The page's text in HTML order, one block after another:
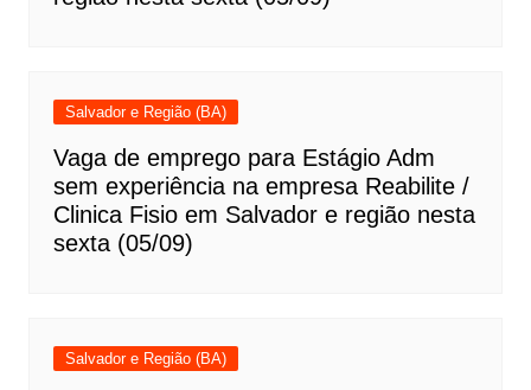
Salvador e Região (BA)
Vaga de emprego para Estágio Adm
sem experiência na empresa Reabilite /
Clinica Fisio em Salvador e região nesta
sexta (05/09)
Salvador e Região (BA)